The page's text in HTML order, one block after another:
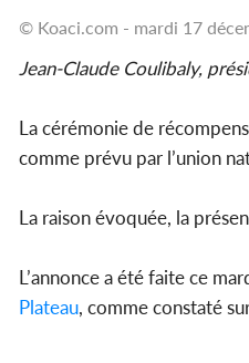
© Koaci.com - mardi 17
Jean-Claude Coulibaly,
La cérémonie de
comme prévu par l’union
La raison évoquée, la
L’annonce a été faite ce
Plateau, comme constaté